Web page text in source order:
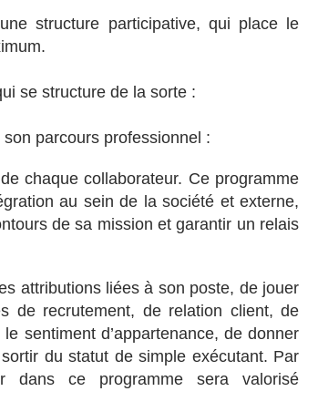
structure participative, qui place le
se structure de la sorte :
parcours professionnel :
chaque collaborateur. Ce programme
au sein de la société et externe,
de sa mission et garantir un relais
attributions liées à son poste, de jouer
de recrutement, de relation client, de
sentiment d’appartenance, de donner
du statut de simple exécutant. Par
dans ce programme sera valorisé